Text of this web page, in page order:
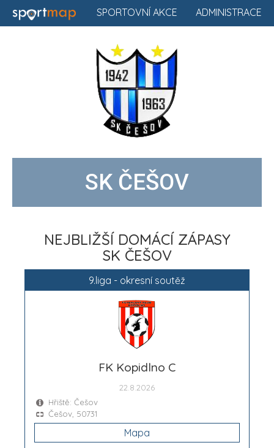
ADMINISTRACE
SPORTOVNÍ AKCE
SK ČEŠOV
NEJBLIŽŠÍ DOMÁCÍ ZÁPASY
SK ČEŠOV
9.liga - okresní soutěž
FK Kopidlno C
22.8.2026
Hřiště: Češov
Češov, 50731
Mapa